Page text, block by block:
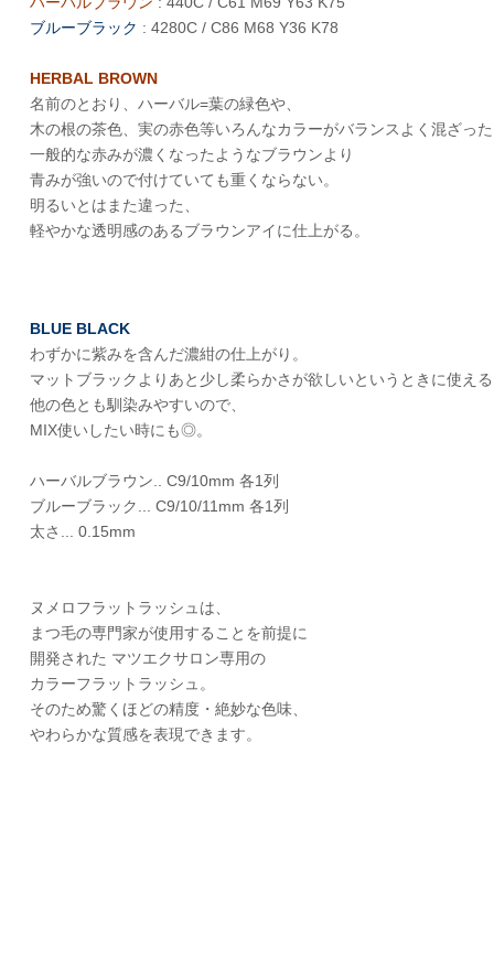
ブルーブラック : 4280C / C86 M68 Y36 K78
HERBAL BROWN
名前のとおり、ハーバル=葉の緑色や、
木の根の茶色、実の赤色等いろんなカラーがバランスよく混ざっ
一般的な赤みが濃くなったようなブラウンより
青みが強いので付けていても重くならない。
明るいとはまた違った、
軽やかな透明感のあるブラウンアイに仕上がる。
BLUE BLACK
わずかに紫みを含んだ濃紺の仕上がり。
マットブラックよりあと少し柔らかさが欲しいというときに使え
他の色とも馴染みやすいので、
MIX使いしたい時にも◎。
ハーバルブラウン.. C9/10mm 各1列
ブルーブラック... C9/10/11mm 各1列
太さ... 0.15mm
ヌメロフラットラッシュは、
まつ毛の専門家が使用することを前提に
開発された マツエクサロン専用の
カラーフラットラッシュ。
そのため驚くほどの精度・絶妙な色味、
やわらかな質感を表現できます。